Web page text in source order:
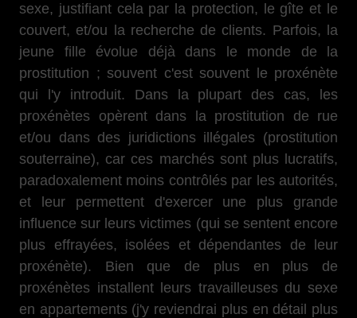
sexe, justifiant cela par la protection, le gîte et le
couvert, et/ou la recherche de clients. Parfois, la
jeune fille évolue déjà dans le monde de la
prostitution ; souvent c'est souvent le proxénète
qui l'y introduit. Dans la plupart des cas, les
proxénètes opèrent dans la prostitution de rue
et/ou dans des juridictions illégales (prostitution
souterraine), car ces marchés sont plus lucratifs,
paradoxalement moins contrôlés par les autorités,
et leur permettent d'exercer une plus grande
influence sur leurs victimes (qui se sentent encore
plus effrayées, isolées et dépendantes de leur
proxénète). Bien que de plus en plus de
proxénètes installent leurs travailleuses du sexe
en appartements (j'y reviendrai plus en détail plus